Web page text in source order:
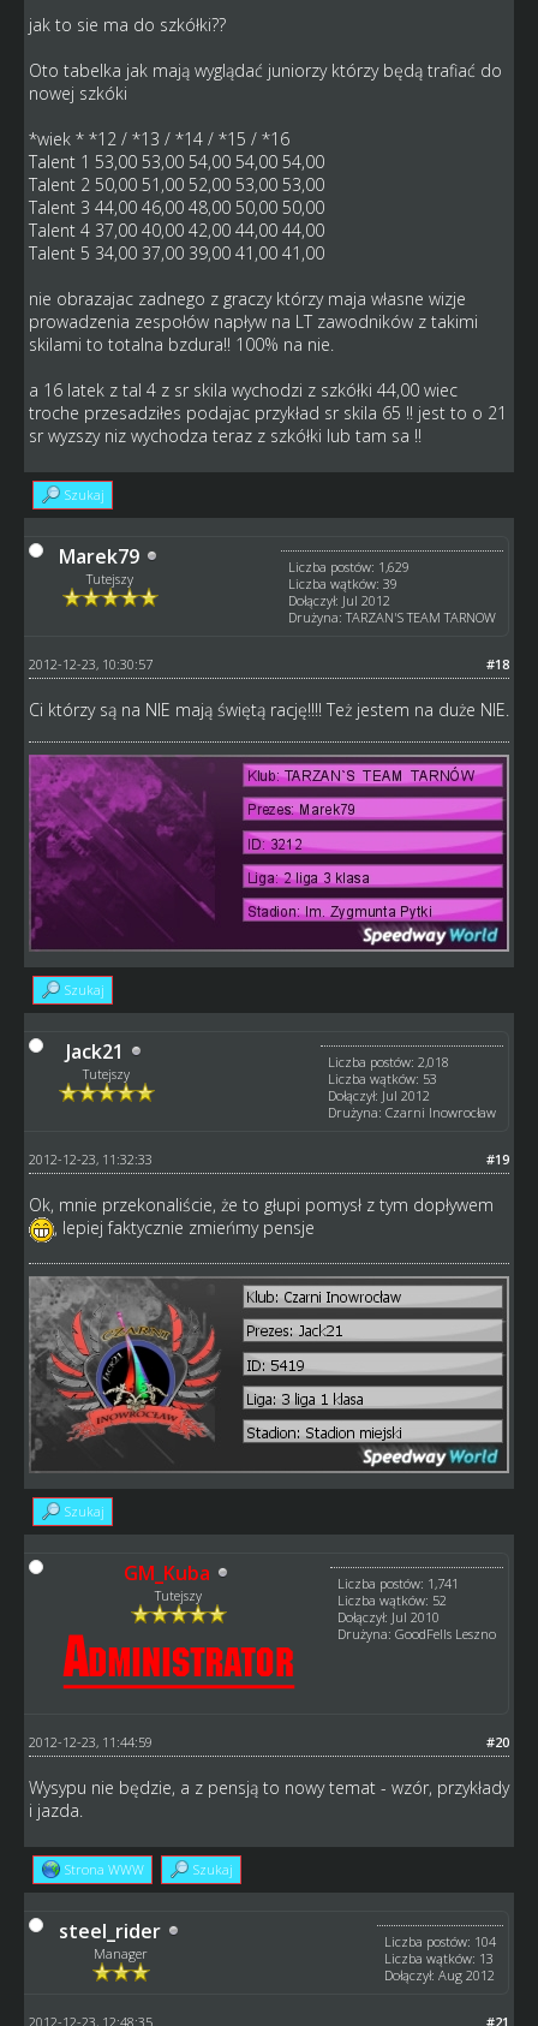
jak to sie ma do szkółki??
Oto tabelka jak mają wyglądać juniorzy którzy będą trafiać do
nowej szkóki
*wiek * *12 / *13 / *14 / *15 / *16
Talent 1 53,00 53,00 54,00 54,00 54,00
Talent 2 50,00 51,00 52,00 53,00 53,00
Talent 3 44,00 46,00 48,00 50,00 50,00
Talent 4 37,00 40,00 42,00 44,00 44,00
Talent 5 34,00 37,00 39,00 41,00 41,00
nie obrazajac zadnego z graczy którzy maja własne wizje
prowadzenia zespołów napływ na LT zawodników z takimi
skilami to totalna bzdura!! 100% na nie.
a 16 latek z tal 4 z sr skila wychodzi z szkółki 44,00 wiec
troche przesadziłes podajac przykład sr skila 65 !! jest to o 21
sr wyzszy niz wychodza teraz z szkółki lub tam sa !!
Szukaj
Marek79
Tutejszy
Liczba postów: 1,629
Liczba wątków: 39
Dołączył: Jul 2012
Drużyna: TARZAN'S TEAM TARNOW
#18
2012-12-23, 10:30:57
Ci którzy są na NIE mają świętą rację!!!! Też jestem na duże NIE.
Szukaj
Jack21
Tutejszy
Liczba postów: 2,018
Liczba wątków: 53
Dołączył: Jul 2012
Drużyna: Czarni Inowrocław
#19
2012-12-23, 11:32:33
Ok, mnie przekonaliście, że to głupi pomysł z tym dopływem
, lepiej faktycznie zmieńmy pensje
Szukaj
GM_Kuba
Tutejszy
Liczba postów: 1,741
Liczba wątków: 52
Dołączył: Jul 2010
Drużyna: GoodFells Leszno
#20
2012-12-23, 11:44:59
Wysypu nie będzie, a z pensją to nowy temat - wzór, przykłady
i jazda.
Strona WWW Szukaj
steel_rider
Manager
Liczba postów: 104
Liczba wątków: 13
Dołączył: Aug 2012
#21
2012-12-23, 12:48:35